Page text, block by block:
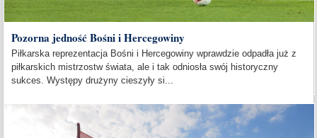
Pozorna jedność Bośni i Hercegowiny
Piłkarska reprezentacja Bośni i Hercegowiny wprawdzie odpadła już z
piłkarskich mistrzostw świata, ale i tak odniosła swój historyczny
sukces. Występy drużyny cieszyły si...